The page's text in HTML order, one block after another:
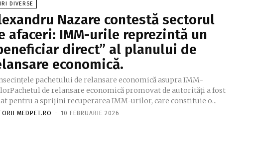
DIVERSE
Nazare contestă sectorul
afaceri: IMM-urile reprezintă un
direct” al planului de
economică.
pachetului de relansare economică asupra IMM-
de relansare economică promovat de autorități a fost
pentru a sprijini recuperarea IMM-urilor, care constituie o...
MEDPET.RO - 10 FEBRUARIE 2026